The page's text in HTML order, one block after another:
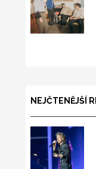
NEJČTENĚJŠÍ